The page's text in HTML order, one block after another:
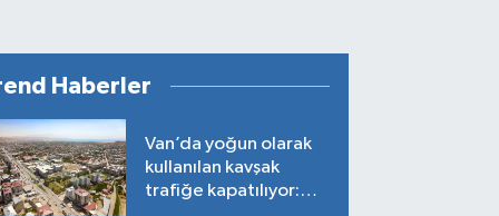
Haberler
Van’da yoğun olarak
kullanılan kavşak
trafiğe kapatılıyor: